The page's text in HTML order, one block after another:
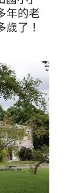
年的老
歲了！